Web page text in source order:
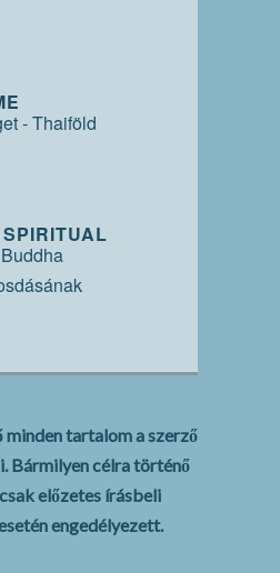
- Thaiföld
minden tartalom a szerző
Bármilyen célra történő
előzetes írásbeli
engedélyezett.